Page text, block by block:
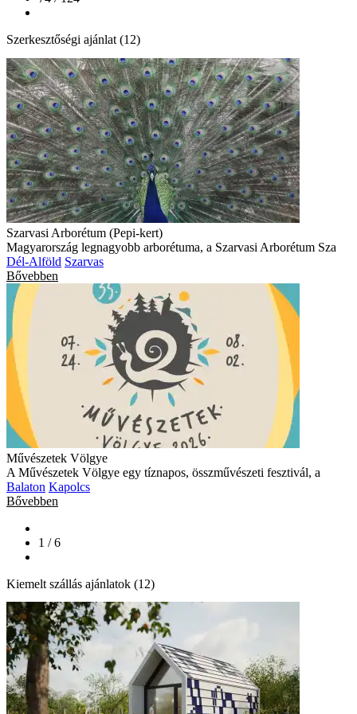
Szerkesztőségi ajánlat (12)
Szarvasi Arborétum (Pepi-kert)
Magyarország legnagyobb arborétuma, a Szarvasi Arborétum Sza
Dél-Alföld Szarvas
Bővebben
Művészetek Völgye
A Művészetek Völgye egy tíznapos, összművészeti fesztivál, a
Balaton Kapolcs
Bővebben
1 / 6
Kiemelt szállás ajánlatok (12)